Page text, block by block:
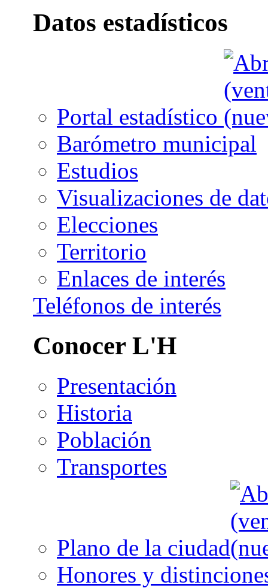
Datos estadísticos
Portal estadístico
Barómetro municipal
Estudios
Visualizaciones de
Elecciones
Territorio
Enlaces de interés
Teléfonos de interés
Conocer L'H
Presentación
Historia
Población
Transportes
Plano de la ciudad
Honores y